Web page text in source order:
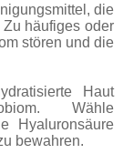
die
häufiges oder
stören und die
Haut
Wähle
Hyaluronsäure
bewahren.